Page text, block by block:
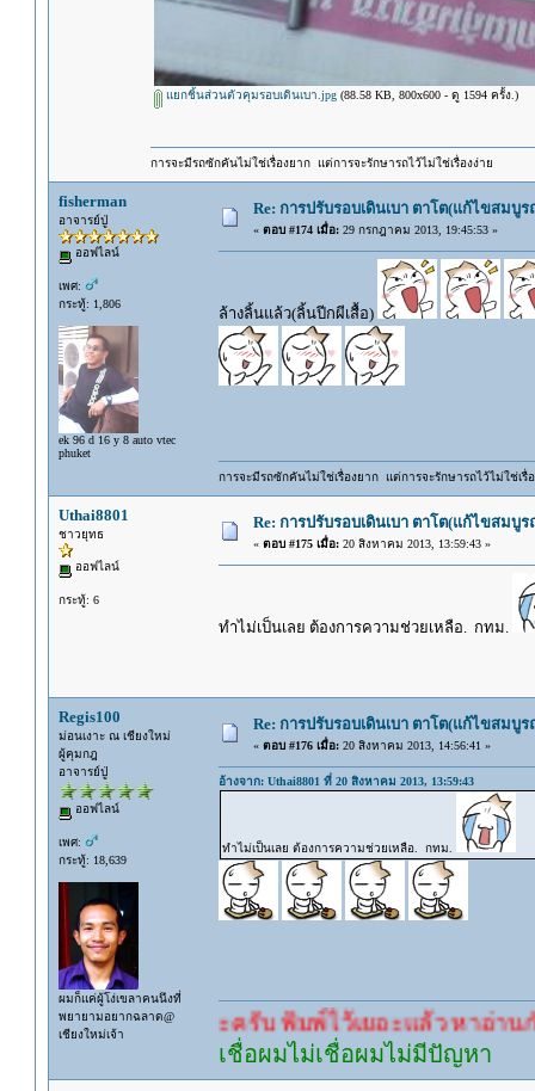
แยกชิ้นส่วนตัวคุมรอบเดินเบา.jpg(88.58 KB, 800x600 - ดู 1594 ครั้ง.)
การจะมีรถซักคันไม่ใช่เรื่องยาก แต่การจะรักษารถไว้ไม่ใช่เรื่องง่าย
fisherman
อาจารย์ปู่
ออฟไลน์
เพศ:
กระทู้: 1,806
ek 96 d 16 y 8 auto vtec
phuket
Re: การปรับรอบเดินเบา ตาโต(แก้ไขสมบู
« ตอบ #174 เมื่อ:29 กรกฎาคม 2013, 19:45:53 »
ล้างลิ้นแล้ว(ลิ้นปีกผีเสื้อ)
การจะมีรถซักคันไม่ใช่เรื่องยาก แต่การจะรักษารถไว้ไม่ใช่เรื่
Uthai8801
ชาวยุทธ
ออฟไลน์
กระทู้: 6
Re: การปรับรอบเดินเบา ตาโต(แก้ไขสมบู
« ตอบ #175 เมื่อ:20 สิงหาคม 2013, 13:59:43 »
ทำไม่เป็นเลย ต้องการความช่วยเหลือ. กทม.
Regis100
ม่อนเงาะ ณ เชียงใหม่
ผู้คุมกฎ
อาจารย์ปู่
ออฟไลน์
เพศ:
กระทู้: 18,639
ผมก็แค่ผู้โง่เขลาคนนึงที่
พยายามอยากฉลาด@
เชียงใหม่เจ้า
Re: การปรับรอบเดินเบา ตาโต(แก้ไขสมบู
« ตอบ #176 เมื่อ:20 สิงหาคม 2013, 14:56:41 »
อ้างจาก: Uthai8801 ที่ 20 สิงหาคม 2013, 13:59:43
ทำไม่เป็นเลย ต้องการความช่วยเหลือ. กทม.
คำตอบนะครับ พิมพ์ไว้เยอะแล้ว หาอ่านกันดู
เชื่อผมไม่เชื่อผมไม่มีปัญหา